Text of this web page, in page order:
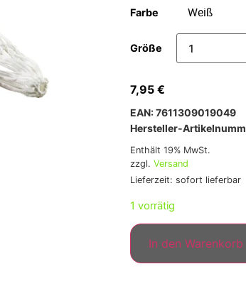
Farbe
Größe
7,95 €
EAN: 7611309019049
Hersteller-
Enthält 19% MwSt.
zzgl. Versand
Lieferzeit: sofort lieferbar
1 vorrätig
In den Warenkorb